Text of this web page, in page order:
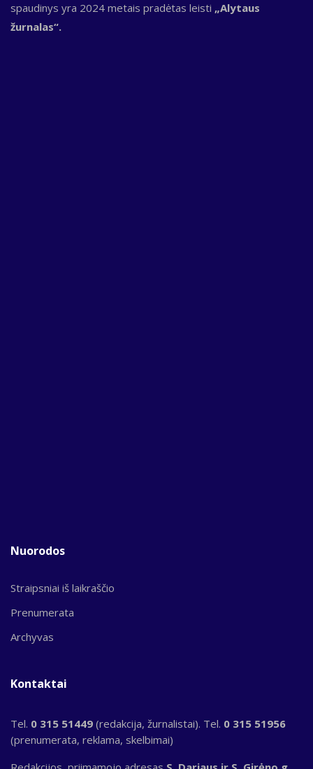
spaudinys yra 2024 metais pradėtas leisti „Alytaus
žurnalas“.
Nuorodos
Straipsniai iš laikraščio
Prenumerata
Archyvas
Kontaktai
Tel. 0 315 51449 (redakcija, žurnalistai). Tel. 0 315 51956
(prenumerata, reklama, skelbimai)